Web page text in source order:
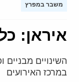
משבר במפרץ
איראן:
השינויים
במרכז האירועים